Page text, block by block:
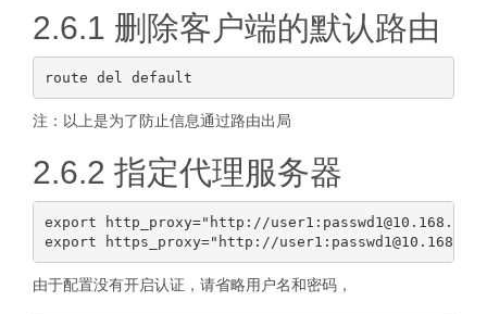
2.6.1 删除客户端的默认路由
注：以上是为了防止信息通过路由出局
2.6.2 指定代理服务器
export http_proxy="http://
由于配置没有开启认证，请省略用户名和密码，